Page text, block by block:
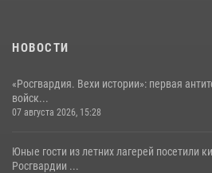
НОВОСТИ
«Росгвардия. Вехи истории»: первая
войск...
07 августа 2026, 15:28
Юные гости из летних лагерей посетили
Росгвардии ...